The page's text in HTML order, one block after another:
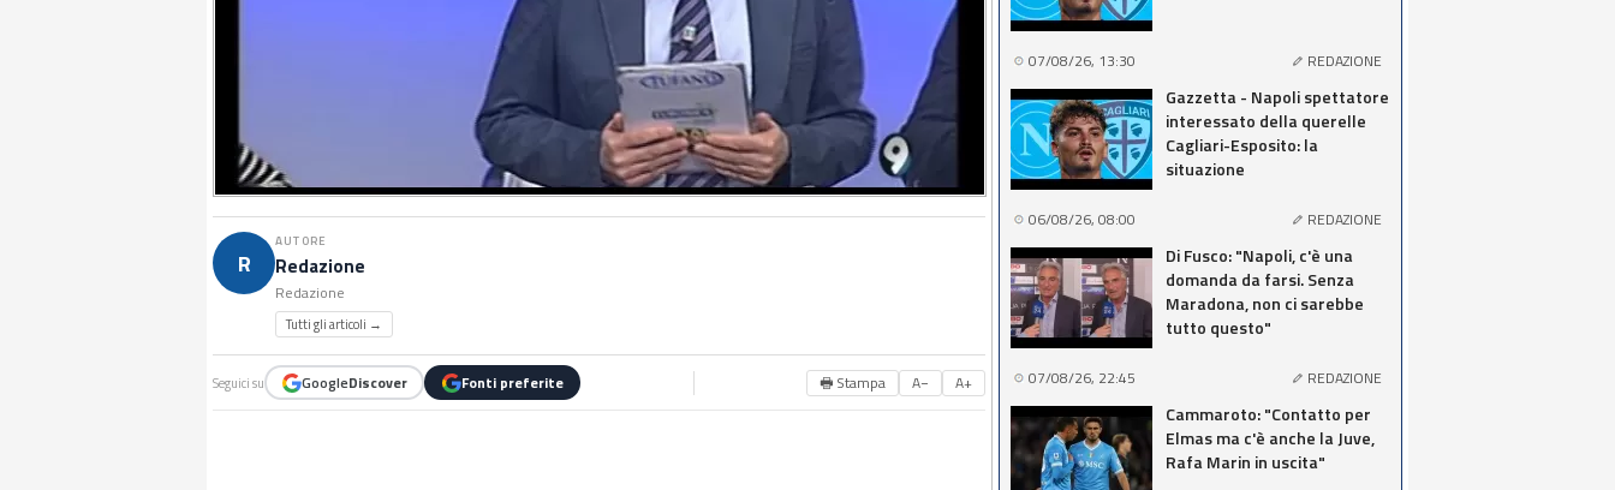
R
AUTORE
Redazione
Redazione
Tutti gli articoli →
Seguici su GoogleDiscover Fonti preferite 🖶 Stampa A− A+
07/08/26, 13:30 REDAZIONE
Gazzetta - Napoli spettatore
interessato della querelle
Cagliari-Esposito: la
situazione
06/08/26, 08:00 REDAZIONE
Di Fusco: "Napoli, c'è una
domanda da farsi. Senza
Maradona, non ci sarebbe
tutto questo"
07/08/26, 22:45 REDAZIONE
Cammaroto: "Contatto per
Elmas ma c'è anche la Juve,
Rafa Marin in uscita"